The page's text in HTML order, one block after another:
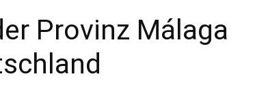
Provinz Málaga